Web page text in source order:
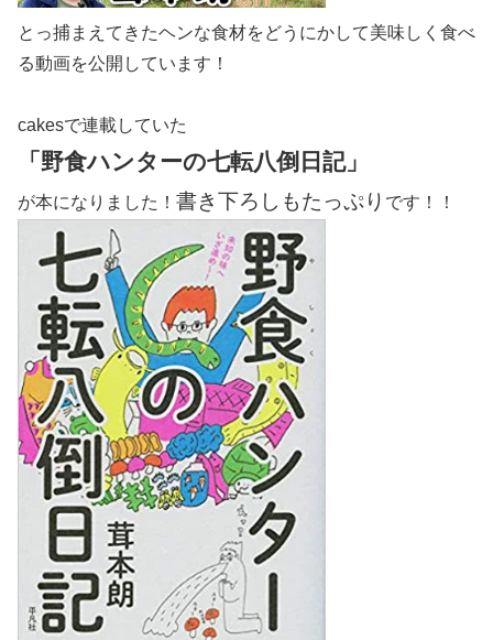
とっ捕まえてきたヘンな食材をどうにかして美味しく食べ
る動画を公開しています！
cakesで連載していた
「野食ハンターの七転八倒日記」
が本になりました！ 書き下ろしもたっぷり です！！